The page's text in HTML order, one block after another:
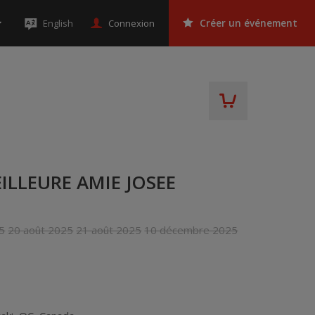
English Connexion Créer un événement
AMIE JOSEE
20 août 2025 21 août 2025 10 décembre 2025